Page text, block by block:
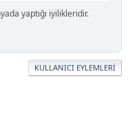
yaptığı iyilikleridir.
KULLANICI EYLEMLERI